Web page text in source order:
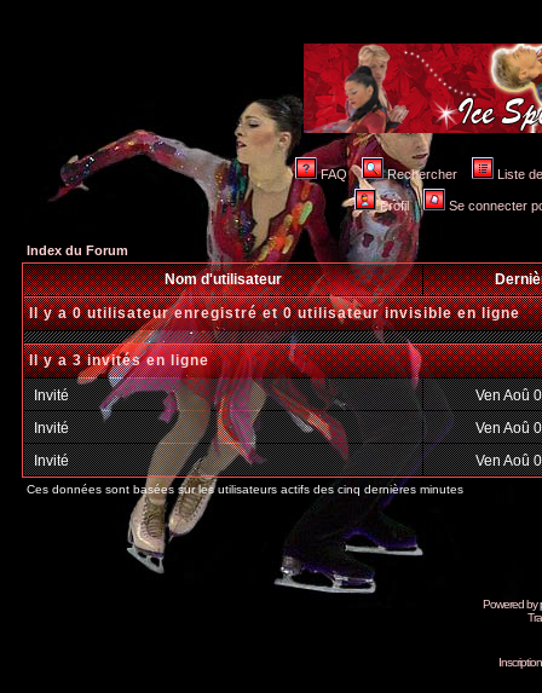
FAQ Rechercher Liste
Profil Se connecter
Index du Forum
Nom d'utilisateur
Il y a 0 utilisateur enregistré et 0 utilisateur invisible en ligne
Il y a 3 invités en ligne
Invité
Ven Aoû
Invité
Ven Aoû
Invité
Ven Aoû
Ces données sont basées sur les utilisateurs actifs des cinq dernières minutes
Powered by